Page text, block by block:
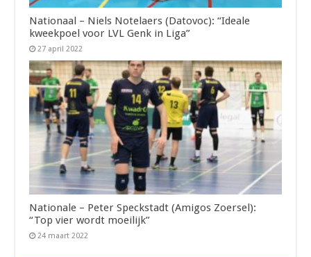
Nationaal – Niels Notelaers (Datovoc): “Ideale
kweekpoel voor LVL Genk in Liga”
27 april 2022
Nationale – Peter Speckstadt (Amigos Zoersel):
“Top vier wordt moeilijk”
24 maart 2022